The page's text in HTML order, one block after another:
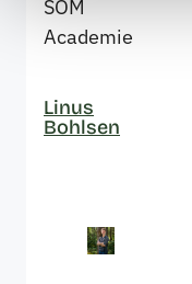
SOM
Academie
Linus
Bohlsen